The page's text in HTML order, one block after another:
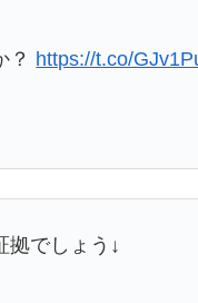
？ https://t.co/
拠でしょう↓